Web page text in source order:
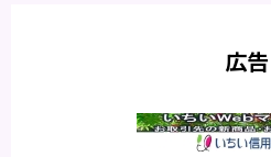
広告